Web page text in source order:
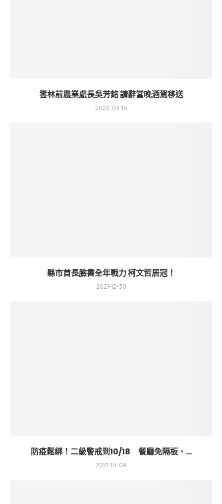
雲林前農業處長吳芳銘 請辭當晚酒駕移送
2022-03-16
縣市首長臉書全年戰力 柯文哲居冠！
2021-12-30
防疫鬆綁！二級警戒到10/18 餐廳免隔板、...
2021-10-04